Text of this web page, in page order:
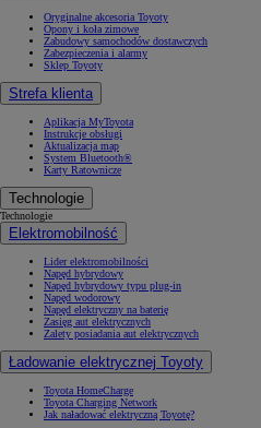
Oryginalne akcesoria Toyoty
Opony i koła zimowe
Zabudowy samochodów dostawczych
Zabezpieczenia i alarmy
Sklep Toyoty
Strefa klienta
Aplikacja MyToyota
Instrukcje obsługi
Aktualizacja map
System Bluetooth®
Karty Ratownicze
Technologie
Technologie
Elektromobilność
Lider elektromobilności
Napęd hybrydowy
Napęd hybrydowy typu plug-in
Napęd wodorowy
Napęd elektryczny na baterię
Zasięg aut elektrycznych
Zalety posiadania aut elektrycznych
Ładowanie elektrycznej Toyoty
Toyota HomeCharge
Toyota Charging Network
Jak naładować elektryczną Toyotę?